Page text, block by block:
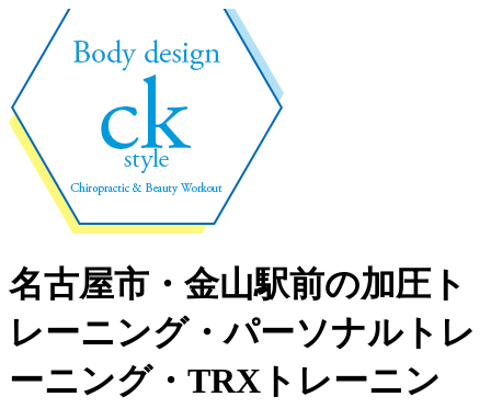
名古屋市・金山駅前の加圧ト
レーニング・パーソナルトレ
ーニング・TRXトレーニン